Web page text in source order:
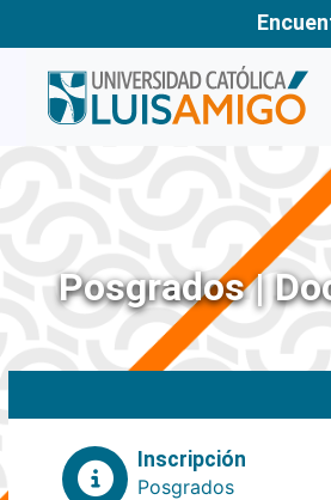
Posgrados |
Inscripción
Posgrados